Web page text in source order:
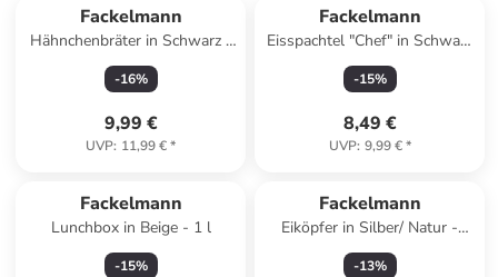
Fackelmann
Hähnchenbräter in Schwarz -
(H)19 x Ø 17,5 cm
-16%
9,99 €
UVP: 11,99 €*
Fackelmann
Eisspachtel "Chef" in Schwarz
- (L)26 cm
-15%
8,49 €
UVP: 9,99 €*
Fackelmann
Lunchbox in Beige - 1 l
-15%
Fackelmann
Eiköpfer in Silber/ Natur -
(L)14,7 x Ø 4 cm
-13%